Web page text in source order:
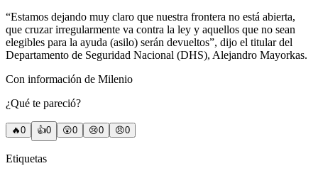
“Estamos dejando muy claro que nuestra frontera no está abierta,
que cruzar irregularmente va contra la ley y aquellos que no sean
elegibles para la ayuda (asilo) serán devueltos”, dijo el titular del
Departamento de Seguridad Nacional (DHS), Alejandro Mayorkas.
Con información de Milenio
¿Qué te pareció?
🔥0 👍0 😲0 😢0 😠0
Etiquetas